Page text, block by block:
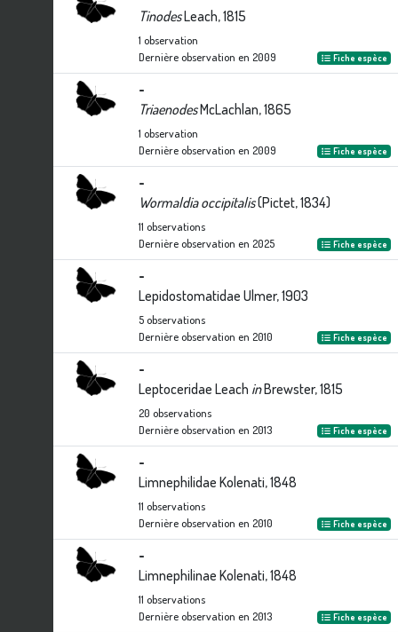
TinodesLeach, 1815
1 observation
Dernière observation en 2009 Fiche espèce
-
TriaenodesMcLachlan, 1865
1 observation
Dernière observation en 2009 Fiche espèce
-
Wormaldia occipitalis(Pictet, 1834)
11 observations
Dernière observation en 2025 Fiche espèce
-
Lepidostomatidae Ulmer, 1903
5observations
Dernière observation en 2010 Fiche espèce
-
Leptoceridae Leach inBrewster, 1815
20 observations
Dernière observation en 2013 Fiche espèce
-
Limnephilidae Kolenati, 1848
11 observations
Dernière observation en 2010 Fiche espèce
-
Limnephilinae Kolenati, 1848
11 observations
Dernière observation en 2013 Fiche espèce